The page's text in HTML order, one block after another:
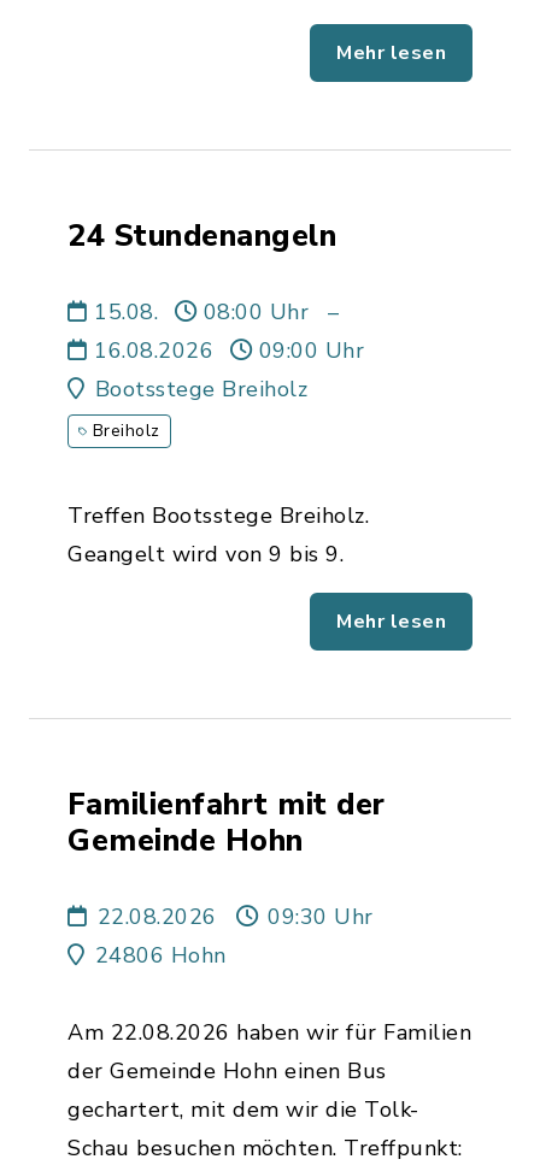
Mehr lesen
24 Stundenangeln
15.08. 08:00 Uhr
–
16.08.2026
09:00 Uhr
Bootsstege Breiholz
Breiholz
Treffen Bootsstege Breiholz.
Geangelt wird von 9 bis 9.
Mehr lesen
Familienfahrt mit der
Gemeinde Hohn
22.08.2026
09:30 Uhr
24806 Hohn
Am 22.08.2026 haben wir für Familien
der Gemeinde Hohn einen Bus
gechartert, mit dem wir die Tolk-
Schau besuchen möchten. Treffpunkt: